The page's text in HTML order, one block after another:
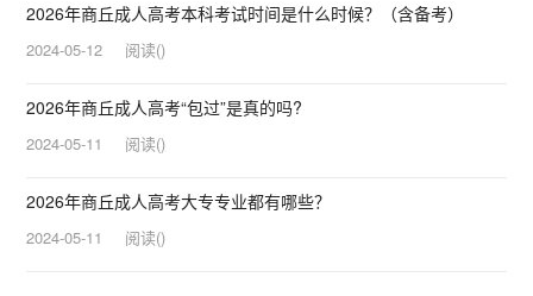
2026年商丘成人高考本科考试时间是什么时候？（含备考）
2024-05-12 阅读()
2026年商丘成人高考“包过”是真的吗?
2024-05-11 阅读()
2026年商丘成人高考大专专业都有哪些？
2024-05-11 阅读()